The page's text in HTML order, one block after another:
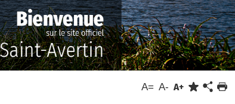
A= A- A+